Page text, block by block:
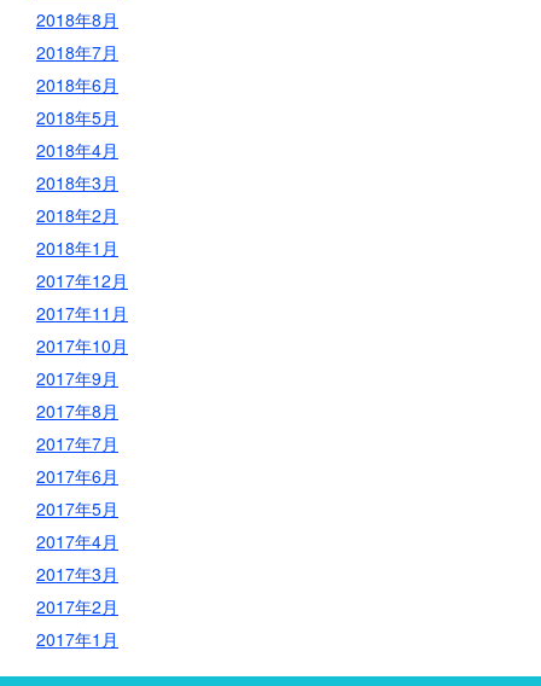
2018年8月
2018年7月
2018年6月
2018年5月
2018年4月
2018年3月
2018年2月
2018年1月
2017年12月
2017年11月
2017年10月
2017年9月
2017年8月
2017年7月
2017年6月
2017年5月
2017年4月
2017年3月
2017年2月
2017年1月